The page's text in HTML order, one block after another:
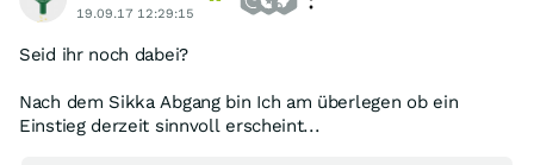
19.09.17 12:29:15
Seid ihr noch dabei?
Nach dem Sikka Abgang bin Ich am überlegen ob ein
Einstieg derzeit sinnvoll erscheint...